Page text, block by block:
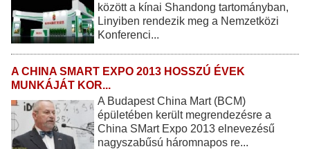
között a kínai Shandong tartományban,
Linyiben rendezik meg a Nemzetközi
Konferenci...
A CHINA SMART EXPO 2013 HOSSZÚ ÉVEK
MUNKÁJÁT KOR...
A Budapest China Mart (BCM)
épületében került megrendezésre a
China SMart Expo 2013 elnevezésű
nagyszabűsú háromnapos re...